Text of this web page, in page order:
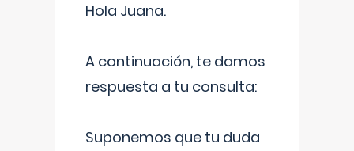
Hola Juana.
A continuación, te damos
respuesta a tu consulta:
Suponemos que tu duda